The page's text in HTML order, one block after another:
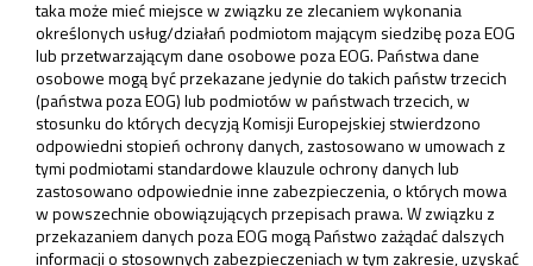
taka może mieć miejsce w związku ze zlecaniem wykonania
określonych usług/działań podmiotom mającym siedzibę poza EOG
lub przetwarzającym dane osobowe poza EOG. Państwa dane
osobowe mogą być przekazane jedynie do takich państw trzecich
(państwa poza EOG) lub podmiotów w państwach trzecich, w
stosunku do których decyzją Komisji Europejskiej stwierdzono
odpowiedni stopień ochrony danych, zastosowano w umowach z
tymi podmiotami standardowe klauzule ochrony danych lub
zastosowano odpowiednie inne zabezpieczenia, o których mowa
w powszechnie obowiązujących przepisach prawa. W związku z
przekazaniem danych poza EOG mogą Państwo zażądać dalszych
informacji o stosownych zabezpieczeniach w tym zakresie, uzyskać